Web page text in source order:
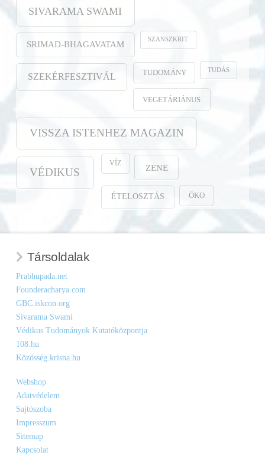
SIVARAMA SWAMI
SRIMAD-BHAGAVATAM SZANSZKRIT
SZEKÉRFESZTIVÁL TUDOMÁNY TUDÁS
VEGETÁRIÁNUS
VISSZA ISTENHEZ MAGAZIN
VÉDIKUS
VÍZ ZENE
ÉTELOSZTÁS ÖKO
Társoldalak
Prabhupada.net
Founderacharya.com
GBC.iskcon.org
Sivarama Swami
Védikus Tudományok Kutatóközpontja
108.hu
Közösség.krisna.hu
Webshop
Adatvédelem
Sajtószoba
Impresszum
Sitemap
Kapcsolat